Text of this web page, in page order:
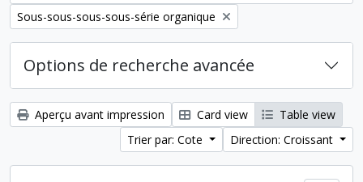
Remove filter:
Sous-sous-sous-sous-série organique
Options de recherche avancée
Aperçu avant impression Card view
Table view
Trier par: Cote
Direction: Croissant